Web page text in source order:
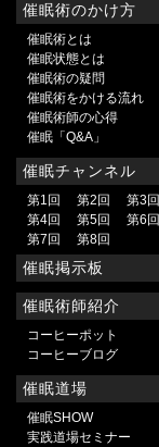
催眠術のかけ方
催眠術とは
催眠状態とは
催眠術の疑問
催眠術をかける流れ
催眠術師の心得
催眠「Q&A」
催眠チャンネル
第1回 第2回
第3回
第4回
第5回
第6回
第7回
第8回
催眠掲示板
催眠術師紹介
コーヒーポット
コーヒーブログ
催眠道場
催眠SHOW
実践道場セミナー